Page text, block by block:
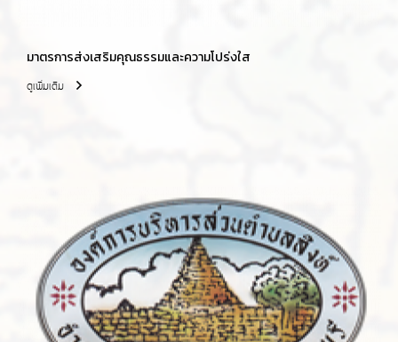
มาตรการส่งเสริมคุณธรรมและความโปร่งใส
ดูเพิ่มเติม